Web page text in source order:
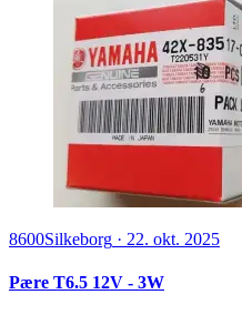
8600Silkeborg · 22. okt. 2025
Pære T6.5 12V - 3W